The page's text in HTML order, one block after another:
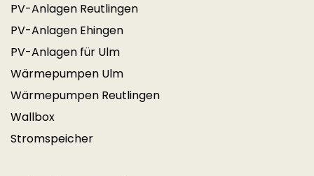
PV-Anlagen Reutlingen
PV-Anlagen Ehingen
PV-Anlagen für Ulm
Wärmepumpen Ulm
Wärmepumpen Reutlingen
Wallbox
Stromspeicher